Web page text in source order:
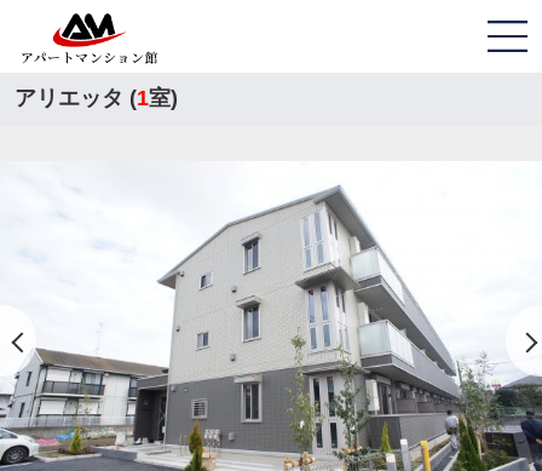
アリエッタ (1室)